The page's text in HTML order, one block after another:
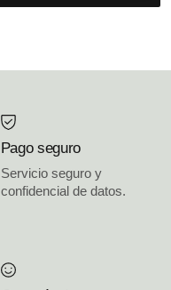
Pago seguro
Servicio seguro y
confidencial de datos.